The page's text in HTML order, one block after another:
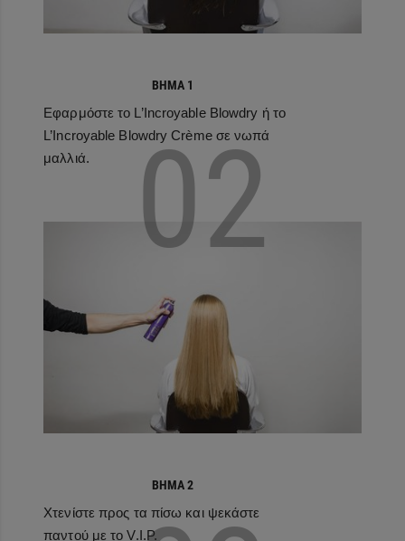
ΒΉΜΑ 1
Εφαρμόστε το L’Incroyable Blowdry ή το
L’Incroyable Blowdry Crème σε νωπά
μαλλιά.
02
ΒΉΜΑ 2
Χτενίστε προς τα πίσω και ψεκάστε
παντού με το V.I.P.